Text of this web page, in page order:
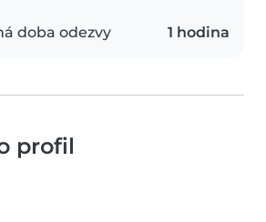
doba odezvy 1 hodina
profil